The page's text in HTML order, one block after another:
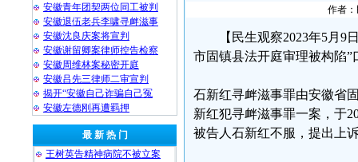
安徽青年团契两位同工被判
安徽退伍老兵李啸寻衅滋事
安徽沈良庆案将宣判
安徽谢留卿案律师控告检察
安徽周维林案秘密开庭
安徽吕先三律师二审宣判
揭开“安徽自己诈骗自己冤
安徽左德刚再遭羁押
最 新 热 门
王树英告精神病院不被立案
作者：
【民生观察2023年5月
市固镇县法开庭审理被构陷
石新红寻衅滋事罪由安徽省
新红犯寻衅滋事罪一案，于
被告人石新红不服，提出上